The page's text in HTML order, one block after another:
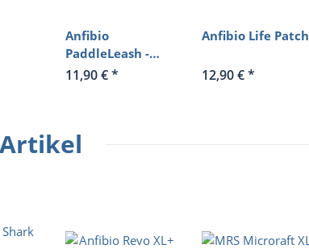
Anfibio
PaddleLeash -
Paddelleine
11,90 €*
Anfibio Life Patch
12,90 €*